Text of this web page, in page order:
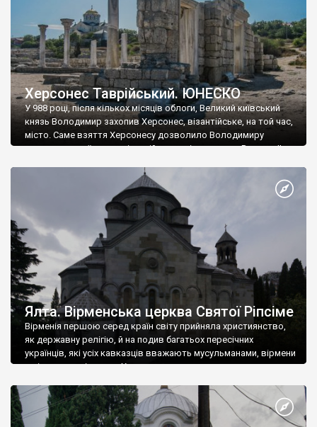
Херсонес Таврійський. ЮНЕСКО
У 988 році, після кількох місяців облоги, Великий київський
князь Володимир захопив Херсонес, візантійське, на той час,
місто. Саме взяття Херсонесу дозволило Володимиру
диктувати свої умови візантійському імператору Василю ІІ, та
Херсонесі Володимир-язичник, став Василем-християнином.
А потім було Хрещення Русі. На честь Херсонесу Таврійського
Ялта. Вірменська церква Святої Ріпсіме
Вірменія першою серед країн світу прийняла християнство,
як державну релігію, й на подив багатьох пересічних
українців, які усіх кавказців вважають мусульманами, вірмени
є відданими вірянами Христа